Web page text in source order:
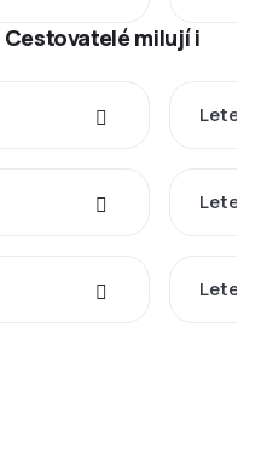
milují i